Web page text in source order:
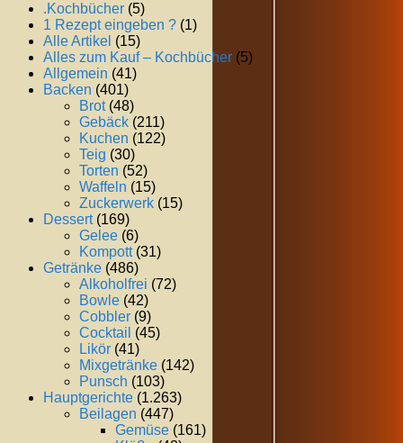
.Kochbücher (5)
1 Rezept eingeben ? (1)
Alle Artikel (15)
Alles zum Kauf – Kochbücher (5)
Allgemein (41)
Backen (401)
Brot(48)
Gebäck (211)
Kuchen (122)
Teig (30)
Torten (52)
Waffeln (15)
Zuckerwerk (15)
Dessert(169)
Gelee (6)
Kompott(31)
Getränke (486)
Alkoholfrei (72)
Bowle (42)
Cobbler (9)
Cocktail (45)
Likör (41)
Mixgetränke (142)
Punsch (103)
Hauptgerichte (1.263)
Beilagen (447)
Gemüse (161)